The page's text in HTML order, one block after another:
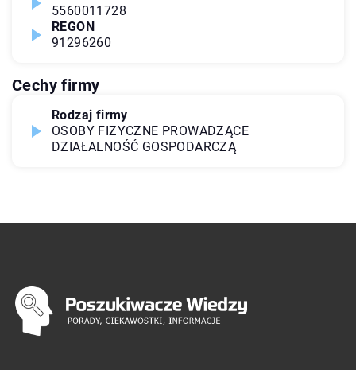
5560011728
REGON
91296260
Cechy firmy
Rodzaj firmy
OSOBY FIZYCZNE PROWADZĄCE
DZIAŁALNOŚĆ GOSPODARCZĄ